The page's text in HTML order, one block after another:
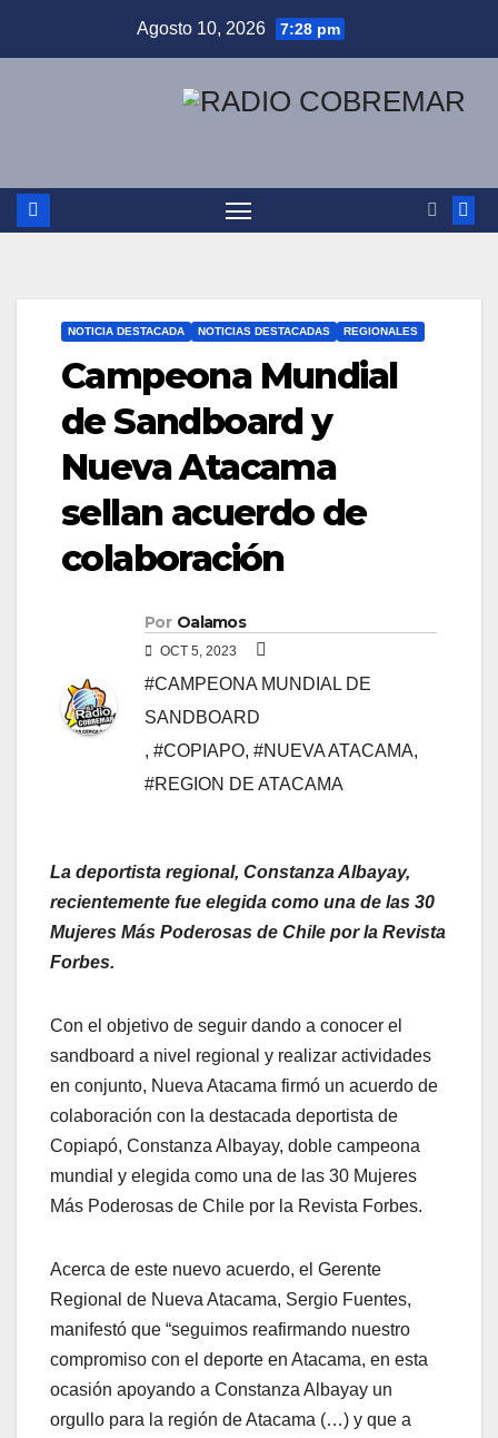
Agosto 10, 2026 7:28 pm
NOTICIA DESTACADA NOTICIAS DESTACADAS REGIONALES
Campeona Mundial
de Sandboard y
Nueva Atacama
sellan acuerdo de
colaboración
Por Oalamos
OCT 5, 2023
#CAMPEONA MUNDIAL DE
SANDBOARD
, #COPIAPO, #NUEVA ATACAMA,
#REGION DE ATACAMA
La deportista regional, Constanza Albayay,
recientemente fue elegida como una de las 30
Mujeres Más Poderosas de Chile por la Revista
Forbes.
Con el objetivo de seguir dando a conocer el
sandboard a nivel regional y realizar actividades
en conjunto, Nueva Atacama firmó un acuerdo de
colaboración con la destacada deportista de
Copiapó, Constanza Albayay, doble campeona
mundial y elegida como una de las 30 Mujeres
Más Poderosas de Chile por la Revista Forbes.
Acerca de este nuevo acuerdo, el Gerente
Regional de Nueva Atacama, Sergio Fuentes,
manifestó que “seguimos reafirmando nuestro
compromiso con el deporte en Atacama, en esta
ocasión apoyando a Constanza Albayay un
orgullo para la región de Atacama (…) y que a